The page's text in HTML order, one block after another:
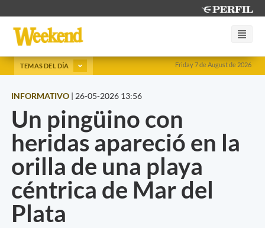
Friday 7 de August de 2026
TEMAS DEL DÍA
INFORMATIVO | 26-05-2026 13:56
Un pingüino con
heridas apareció en la
orilla de una playa
céntrica de Mar del
Plata